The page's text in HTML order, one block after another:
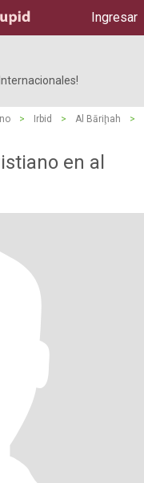
Ingresar
> Irbid > Al Bāriḩah
>
en al